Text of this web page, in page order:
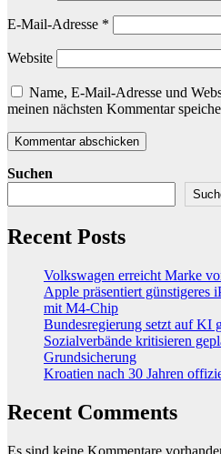
E-Mail-Adresse *
Website
Name, E-Mail-Adresse und
meinen nächsten Kommentar
Suchen
Recent Posts
Volkswagen erreicht Marke
Apple präsentiert günstigeres
mit M4-Chip
Bundesregierung setzt auf KI
Sozialverbände kritisieren
Grundsicherung
Kroatien nach 30 Jahren
Recent Comments
Es sind keine Kommentare